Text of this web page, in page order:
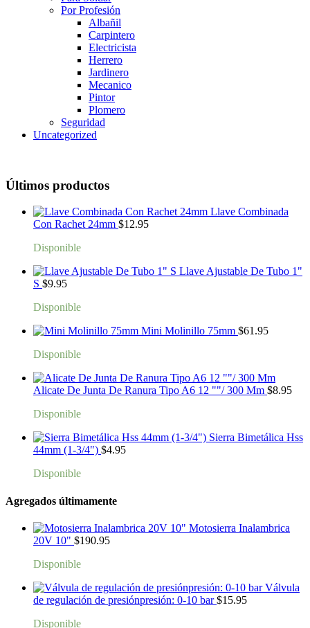
Por Profesión
Albañil
Carpintero
Electricista
Herrero
Jardinero
Mecanico
Pintor
Plomero
Seguridad
Uncategorized
Últimos productos
Llave Combinada
Con Rachet 24mm $12.95
Disponible
Llave Ajustable De Tubo 1"
S $9.95
Disponible
Mini Molinillo 75mm $61.95
Disponible
Alicate De Junta De Ranura Tipo A6 12 ""/ 300 Mm $8.95
Disponible
Sierra Bimetálica Hss
44mm (1-3/4") $4.95
Disponible
Agregados últimamente
Motosierra Inalambrica
20V 10" $190.95
Disponible
Válvula
de regulación de presiónpresión: 0-10 bar $15.95
Disponible